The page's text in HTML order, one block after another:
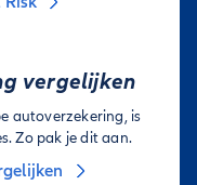
vergelijken
autoverzekering, is
Zo pak je dit aan.